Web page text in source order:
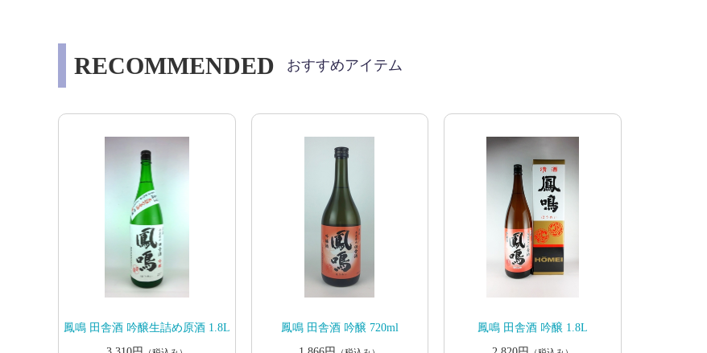
RECOMMENDED おすすめアイテム
鳳鳴 田舎酒 吟醸生詰め原酒 1.8L
鳳鳴 田舎酒 吟醸 720ml
鳳鳴 田舎酒 吟醸 1.8L